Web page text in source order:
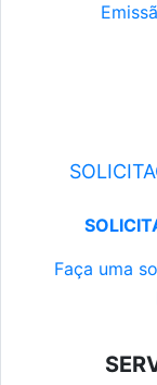
Faça uma